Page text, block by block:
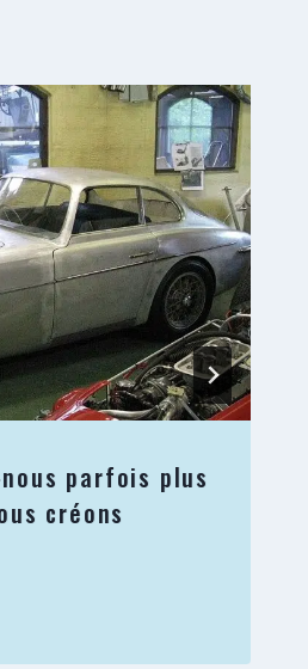
parfois plus
créons